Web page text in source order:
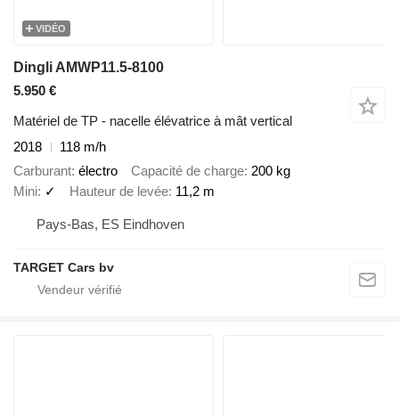
VIDÉO
Dingli AMWP11.5-8100
5.950 €
Matériel de TP - nacelle élévatrice à mât vertical
2018
118 m/h
Carburant électro Capacité de charge 200 kg
Mini ✓ Hauteur de levée 11,2 m
Pays-Bas, ES Eindhoven
TARGET Cars bv